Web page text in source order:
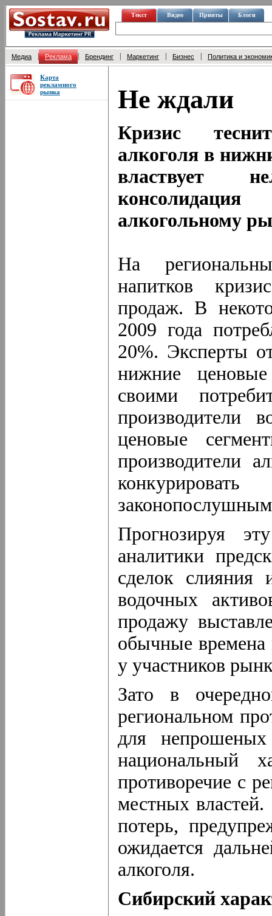
Текст Видео Принты Блоги
Медиа Реклама Брендинг Маркетинг Бизнес Политика и
Карта
рекламного
рынка
Не ждали
Кризис
алкоголя в
властвует
алкогольному
На
напитков
продаж. В
2009 года
20%. Эксперты
нижние
своими
производители
ценовые
производители
Прогнозируя
аналитики
сделок слияния
водочных
продажу
обычные времена
у участников
Зато в
региональном
для
национальный
противоречие с
местных
потерь,
ожидается
алкоголя.
Сибирский